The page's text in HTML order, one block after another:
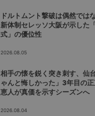
ドルトムント撃破は偶然では
新体制セレッソ大阪が示した
式」の優位性
2026.08.05
相手の懐を鋭く突き刺す、仙
ゃんと悔しかった」3年目の
恵人が真価を示すシーズンへ
2026.08.04